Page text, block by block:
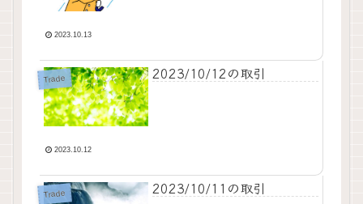
2023.10.13
Trade 2023/10/12の取引
2023.10.12
Trade 2023/10/11の取引